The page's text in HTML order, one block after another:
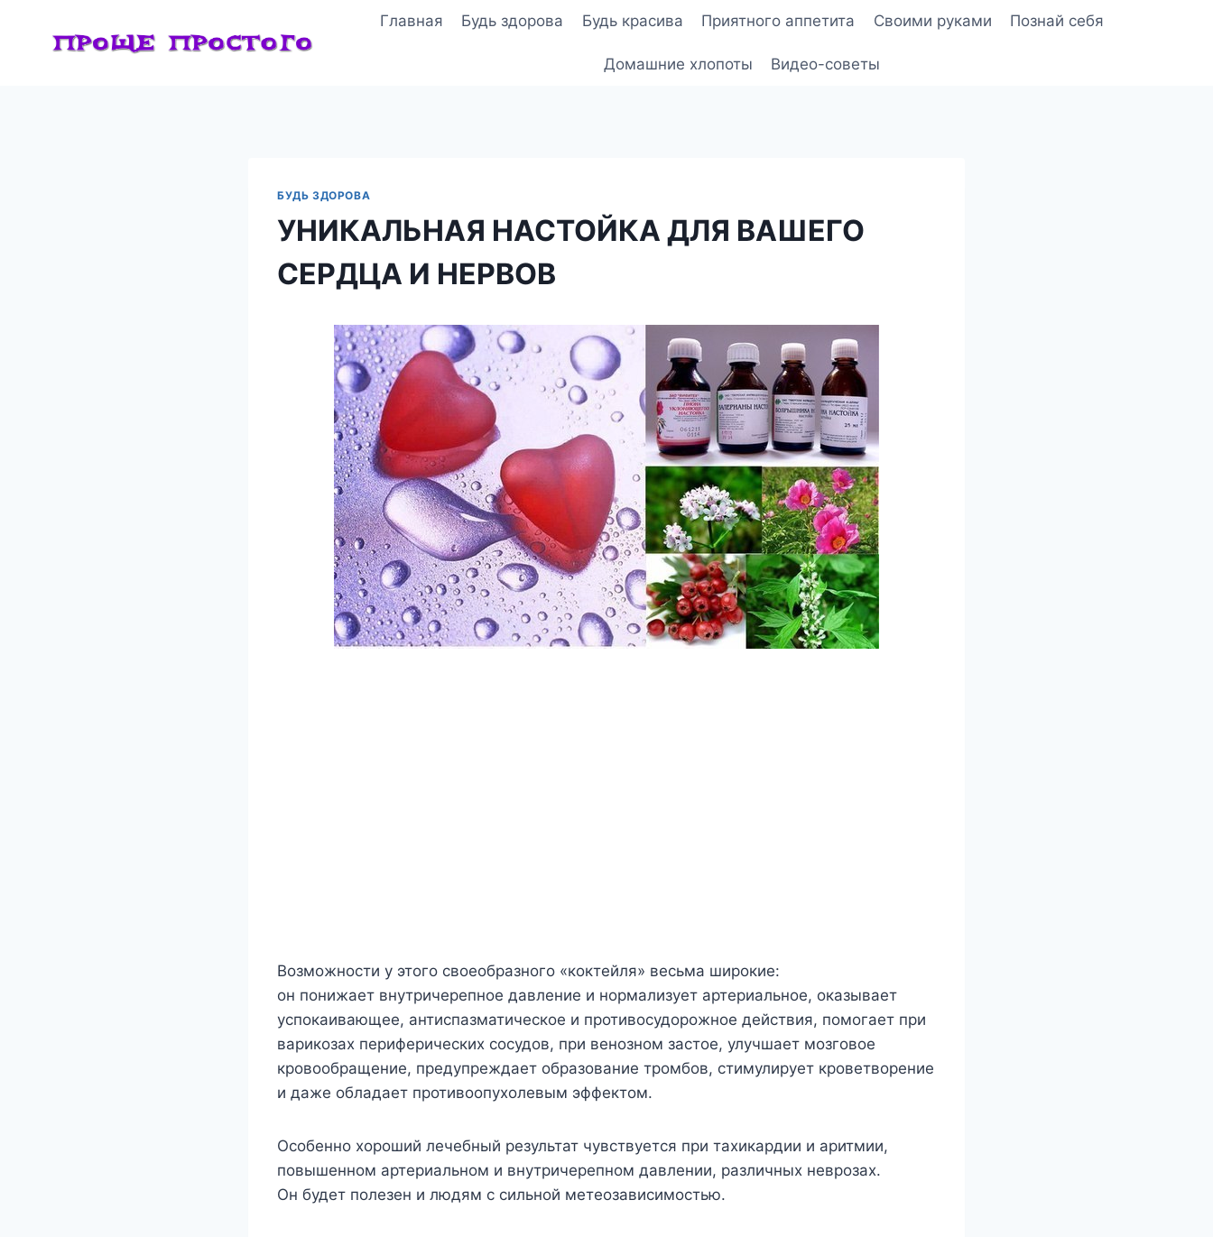
Главная Будь здорова Будь красива Приятного аппетита Своими руками Познай себя
Домашние хлопоты Видео-советы
БУДЬ ЗДОРОВА
УНИКАЛЬНАЯ НАСТОЙКА ДЛЯ ВАШЕГО
СЕРДЦА И НЕРВОВ
Возможности у этого своеобразного «коктейля» весьма широкие:
он понижает внутричерепное давление и нормализует артериальное, оказывает
успокаивающее, антиспазматическое и противосудорожное действия, помогает при
варикозах периферических сосудов, при венозном застое, улучшает мозговое
кровообращение, предупреждает образование тромбов, стимулирует кроветворение
и даже обладает противоопухолевым эффектом.
Особенно хороший лечебный результат чувствуется при тахикардии и аритмии,
повышенном артериальном и внутричерепном давлении, различных неврозах.
Он будет полезен и людям с сильной метеозависимостью.